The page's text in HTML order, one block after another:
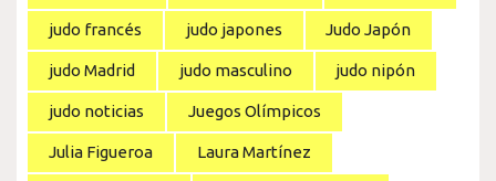
judo francés judo japones Judo Japón
judo Madrid judo masculino judo nipón
judo noticias Juegos Olímpicos
Julia Figueroa Laura Martínez